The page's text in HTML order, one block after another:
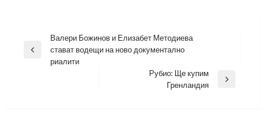
Навигация
Previous
Валери Божинов и Елизабет Методиева
стават водещи на ново документално
риалити
Рубио: Ще купим
Гренландия